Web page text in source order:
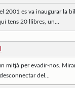
2001 es va inaugurar la
tens 20 llibres, un...
mitjà per evadir-nos.
del...